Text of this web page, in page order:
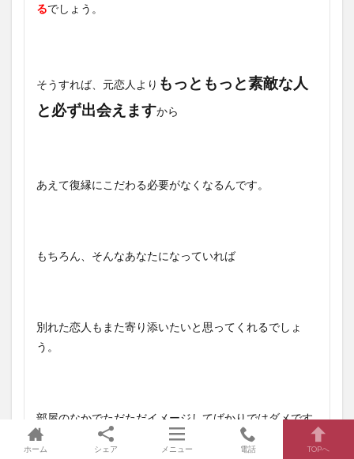
るでしょう。
そうすれば、元恋人より もっともっと素敵な人
と必ず出会えますから
あえて復縁にこだわる必要がなくなるんです。
もちろん、そんなあなたになっていれば
別れた恋人もまた寄り添いたいと思ってくれるでしょ
う。
部屋のなかでただただイメージしてばかりではダメです
よ。
ホーム シェア メニュー 電話 TOPへ